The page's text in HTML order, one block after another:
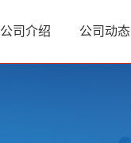
公司介绍 公司动态